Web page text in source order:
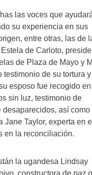
las voces que
su experiencia en sus
entre otras, las de
de Carloto,
de Plaza de Mayo y
testimonio de su tortura
esposo fue recogido en
sin luz, testimonio de
desaparecidos, así como
Jane Taylor, experta en
en la reconciliación.
la ugandesa Lindsay
constructora de paz